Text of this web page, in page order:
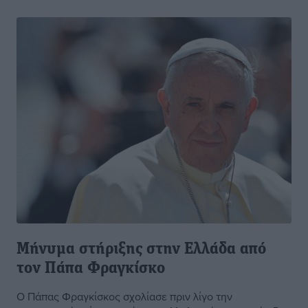
Μήνυμα στήριξης στην Ελλάδα από
τον Πάπα Φραγκίσκο
Ο Πάπας Φραγκίσκος σχολίασε πριν λίγο την